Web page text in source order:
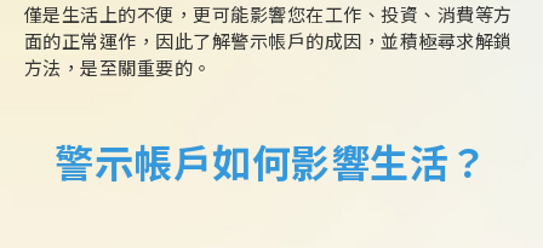
僅是生活上的不便，更可能影響您在工作、投資、消費等方
面的正常運作，因此了解警示帳戶的成因，並積極尋求解鎖
方法，是至關重要的。
警示帳戶如何影響生活？